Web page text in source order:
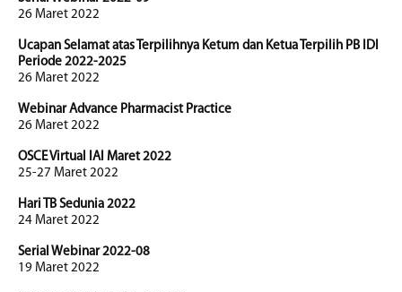
26 Maret 2022
Ucapan Selamat atas Terpilihnya Ketum dan Ketua Terpilih PB IDI
Periode 2022-2025
26 Maret 2022
Webinar Advance Pharmacist Practice
26 Maret 2022
OSCE Virtual IAI Maret 2022
25-27 Maret 2022
Hari TB Sedunia 2022
24 Maret 2022
Serial Webinar 2022-08
19 Maret 2022